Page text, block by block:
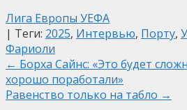
Лига Европы УЕФА
| Теги: 2025, Интервью, Порту,
Фариоли
Post
navigation
← Борха Сайнс: «Это будет
хорошо поработали»
Равенство только на табло →